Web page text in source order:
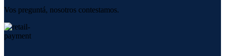
Vos preguntá, nosotros contestamos.